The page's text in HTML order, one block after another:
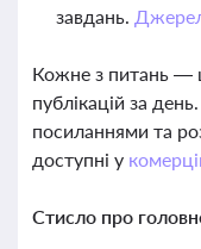
завдань.
Кожне з питань —
публікацій за
посиланнями та
доступні у
Стисло про